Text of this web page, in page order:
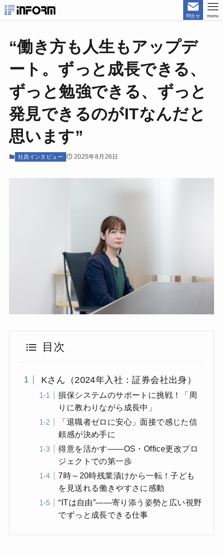
問合せ menu
“働き方も人生もアップデ
ート。ずっと成長できる、
ずっと勉強できる、ずっと
発見できるのがITなんだと
思います”
社員インタビュー 2025年8月26日
目次
Kさん（2024年入社：証券会社出身）
損保システムのサポートに挑戦！「周
りに教わりながら成長中」
「退職者ゼロに安心」面接で感じた信
頼感が決め手に
得意を活かす――OS・Office更改プロ
ジェクトでの第一歩
7時～20時残業漬けから一転！子ども
を見送れる働きやすさに感動
“ITは自由”――寄り添う姿勢と広い視野
でずっと成長できる仕事